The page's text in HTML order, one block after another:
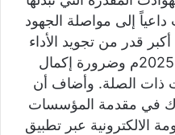
داعياً إلى مواصلة الجهود
قدر من تجويد الأداء
وتسريع الإجراءات خلال العام 2025م وضرورة إكمال
ذات الصلة. وأضاف أن
في مقدمة المؤسسات
الالكترونية عبر تطبيق